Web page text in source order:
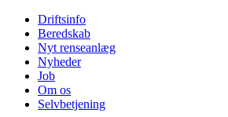
Driftsinfo
Beredskab
Nyt renseanlæg
Nyheder
Job
Om os
Selvbetjening